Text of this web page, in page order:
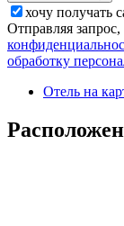
хочу получать
Отправляя
обработку
Отель на